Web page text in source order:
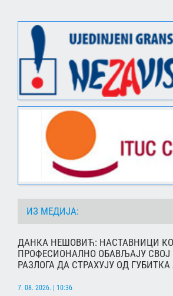
ИЗ МЕДИЈА:
ДАНКА НЕШОВИЋ: НАСТАВНИЦИ
ПРОФЕСИОНАЛНО ОБАВЉАЈУ
РАЗЛОГА ДА СТРАХУЈУ ОД
7. 08. 2026. | 10:36